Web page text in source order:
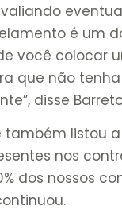
é um
você colocar
que não
disse
também listou
nos
dos nossos